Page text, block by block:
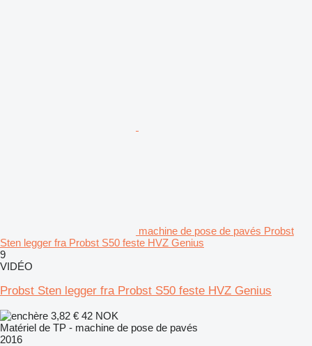
machine de pose de pavés Probst
Sten legger fra Probst S50 feste HVZ Genius
9
VIDÉO
Probst Sten legger fra Probst S50 feste HVZ Genius
3,82 € 42 NOK
Matériel de TP - machine de pose de pavés
2016